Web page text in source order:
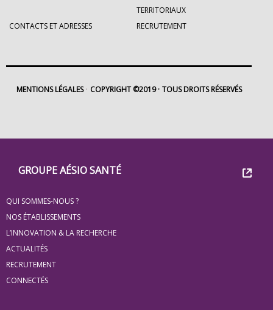
Groupe
Eovi
pour
les
minis
site
GROUPE AÉSIO SANTÉ
QUI SOMMES-NOUS ?
NOS ÉTABLISSEMENTS
L’INNOVATION & LA RECHERCHE
ACTUALITÉS
RECRUTEMENT
CONNECTÉS
TERRITORIAUX
CONTACTS ET ADRESSES
RECRUTEMENT
MENTIONS LÉGALES COPYRIGHT ©2019 TOUS DROITS RÉSERVÉS